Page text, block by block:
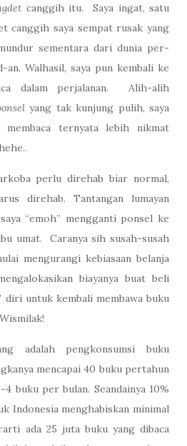
canggih itu.
Saya ingat, satu
canggih saya sempat rusak yang
sementara dari dunia per-
an. Walhasil, saya pun kembali ke
dalam perjalanan.
Alih-alih
yang tak kunjung pulih, saya
membaca ternyata lebih nikmat
perlu direhab biar normal,
direhab. Tantangan lumayan
“emoh” mengganti ponsel ke
umat. Caranya sih susah-susah
mengurangi kebiasaan belanja
biayanya buat beli
diri untuk kembali membawa buku
adalah pengkonsumsi buku
mencapai 40 buku pertahun
buku per bulan. Seandainya 10%
Indonesia menghabiskan minimal
ada 25 juta buku yang dibaca